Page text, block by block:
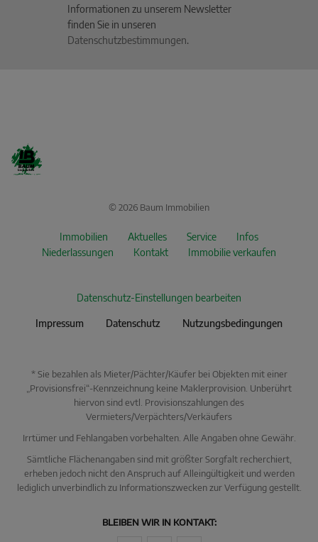
Beschreiben Sie kurz, was Sie suchen.
Informationen zu unserem Newsletter
finden Sie in unseren
Datenschutzbestimmungen.
© 2026 Baum Immobilien
Immobilien Aktuelles Service
Infos
Niederlassungen
Kontakt Immobilie verkaufen
Datenschutz-Einstellungen bearbeiten
Impressum Datenschutz Nutzungsbedingungen
* Sie bezahlen als Mieter/Pächter/Käufer bei Objekten mit einer
„Provisionsfrei“-Kennzeichnung keine Maklerprovision. Unberührt
hiervon sind evtl. Provisionszahlungen des
Vermieters/Verpächters/Verkäufers
Irrtümer und Fehlangaben vorbehalten. Alle Angaben ohne Gewähr.
Sämtliche Flächenangaben sind mit größter Sorgfalt recherchiert,
erheben jedoch nicht den Anspruch auf Alleingültigkeit und werden
lediglich unverbindlich zu Informationszwecken zur Verfügung gestellt.
BLEIBEN WIR IN KONTAKT: